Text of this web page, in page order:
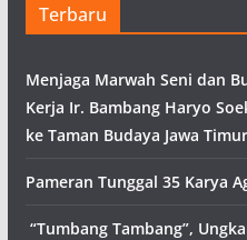
Terbaru
Menjaga Marwah Seni dan
Kerja Ir. Bambang Haryo
ke Taman Budaya Jawa Timur
Pameran Tunggal 35 Karya
“Tumbang Tambang”,